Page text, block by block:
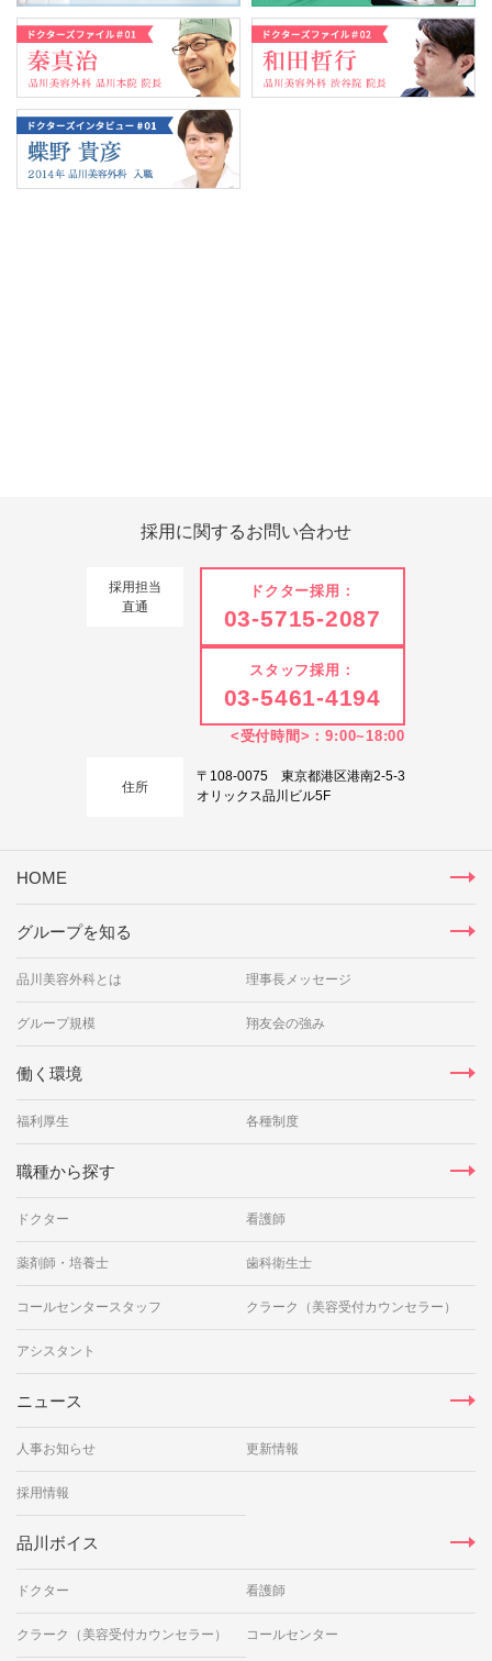
採用に関するお問い合わせ
採用担当
直通
ドクター採用：
03-5715-2087
スタッフ採用：
03-5461-4194
<受付時間>：9:00~18:00
住所
〒108-0075 東京都港区港南2-5-3
オリックス品川ビル5F
HOME
グループを知る
品川美容外科とは 理事長メッセージ
グループ規模 翔友会の強み
働く環境
福利厚生 各種制度
職種から探す
ドクター 看護師
薬剤師・培養士 歯科衛生士
コールセンタースタッフ クラーク（美容受付カウンセラー）
アシスタント
ニュース
人事お知らせ 更新情報
採用情報
品川ボイス
ドクター 看護師
クラーク（美容受付カウンセラー） コールセンター